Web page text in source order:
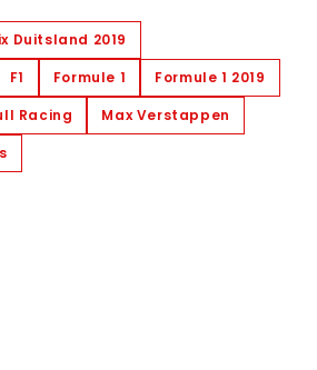
Duitsland 2019
F1 Formule 1
Formule 1 2019
Racing
Max Verstappen